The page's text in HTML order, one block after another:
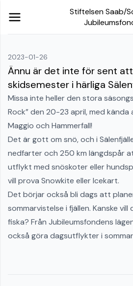
Stiftelsen Saab/
2023-01-26
Ännu är det inte för sent
skidsemester i härliga
Missa inte heller den stora
Rock” den 20-23 april, med
Maggio och Hammerfall!
Det är gott om snö, och i
nedfarter och 250 km längdspår
utflykt med snöskoter eller
vill prova Snowkite eller Icekart.
Det börjar också bli dags att
sommarvistelse i fjällen. Kanske
fiska? Från Jubileumsfondens
också göra dagsutflykter i